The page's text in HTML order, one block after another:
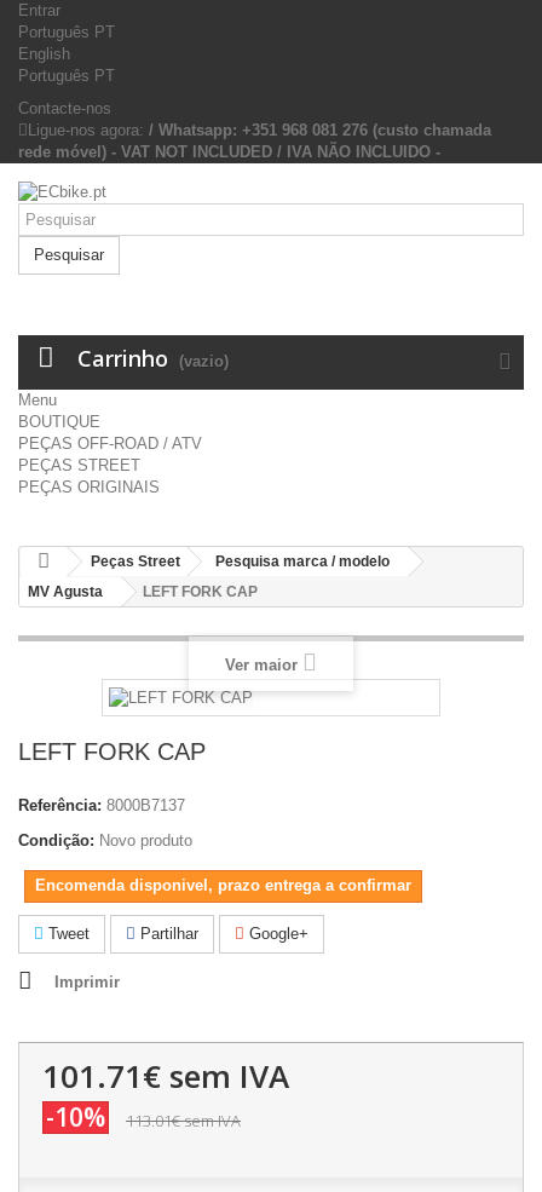
Entrar
Português PT
English
Português PT
Contacte-nos
Ligue-nos agora: / Whatsapp: +351 968 081 276 (custo chamada
rede móvel) - VAT NOT INCLUDED / IVA NÃO INCLUIDO -
Pesquisar
Carrinho (vazio)
Menu
BOUTIQUE
PEÇAS OFF-ROAD / ATV
PEÇAS STREET
PEÇAS ORIGINAIS
Peças Street
Pesquisa marca / modelo
MV Agusta
LEFT FORK CAP
Ver maior
LEFT FORK CAP
Referência: 8000B7137
Condição: Novo produto
Encomenda disponivel, prazo entrega a confirmar
Tweet Partilhar Google+
Imprimir
101.71€ sem IVA
-10% 113.01€sem IVA